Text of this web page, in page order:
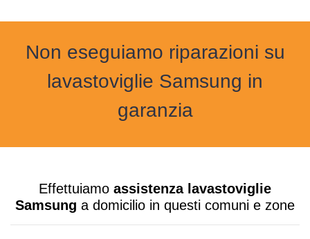
Non eseguiamo riparazioni su
lavastoviglie Samsung in
garanzia
Effettuiamo assistenza lavastoviglie
Samsung a domicilio in questi comuni e zone